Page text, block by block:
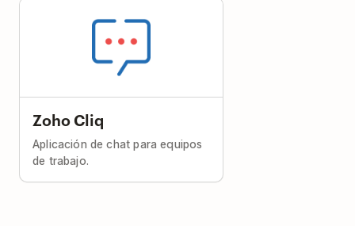
Zoho Cliq
Aplicación de chat para equipos
de trabajo.